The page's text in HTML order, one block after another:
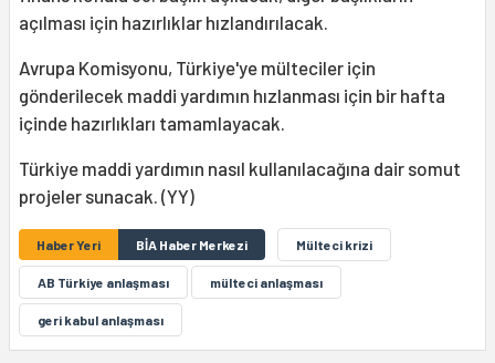
açılması için hazırlıklar hızlandırılacak.
Avrupa Komisyonu, Türkiye'ye mülteciler için
gönderilecek maddi yardımın hızlanması için bir hafta
içinde hazırlıkları tamamlayacak.
Türkiye maddi yardımın nasıl kullanılacağına dair somut
projeler sunacak. (YY)
Haber Yeri BİA Haber Merkezi Mülteci krizi
AB Türkiye anlaşması mülteci anlaşması
geri kabul anlaşması